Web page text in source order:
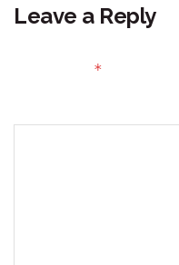
Leave a Reply
*